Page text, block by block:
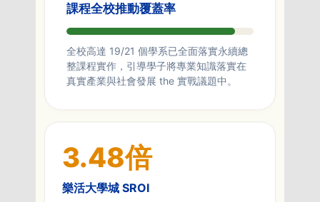
課程全校推動覆蓋率
全校高達 19/21 個學系已全面落實永續總
整課程實作，引導學子將專業知識落實在
真實產業與社會發展 the 實戰議題中。
3.48倍
樂活大學城 SROI